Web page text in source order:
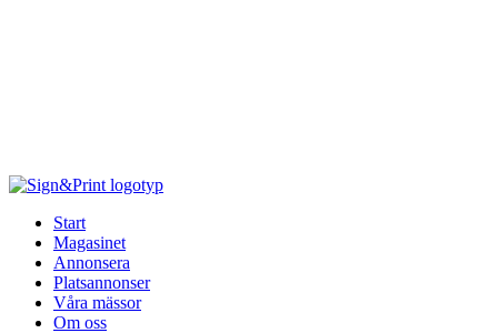
Start
Magasinet
Annonsera
Platsannonser
Våra mässor
Om oss